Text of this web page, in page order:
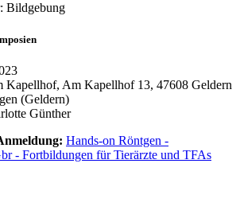
Bildgebung
Kapellhof, Am Kapellhof 13, 47608 Geldern
(Geldern)
Günther
Hands-on Röntgen -
- Fortbildungen für Tierärzte und TFAs